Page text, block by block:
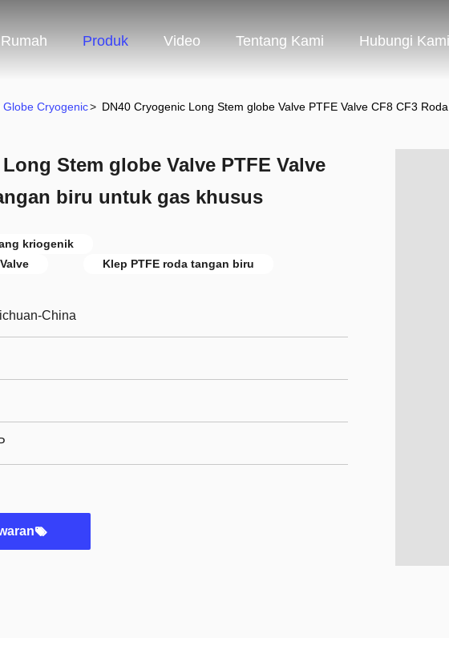
Rumah Produk Video Tentang Kami Hubungi Kami
Globe Cryogenic> DN40 Cryogenic Long Stem globe Valve PTFE Valve CF8 CF3
Stem globe Valve PTFE Valve
biru untuk gas khusus
kriogenik
Klep PTFE roda tangan biru
China